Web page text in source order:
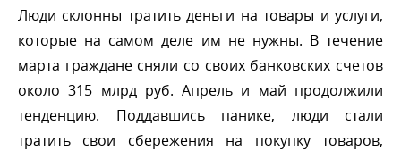
Люди склонны тратить деньги на товары и услуги,
которые на самом деле им не нужны. В течение
марта граждане сняли со своих банковских счето
около 315 млрд руб. Апрель и май продолжили
тенденцию. Поддавшись панике, люди стали
тратить свои сбережения на покупку товаров,